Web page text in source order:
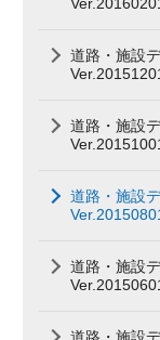
道路・施設
道路・施設
道路・施設
道路・施設
道路・施設